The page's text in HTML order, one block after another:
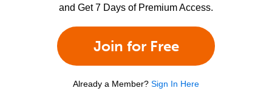
and Get 7 Days of Premium Access.
Join for Free
Already a Member? Sign In Here